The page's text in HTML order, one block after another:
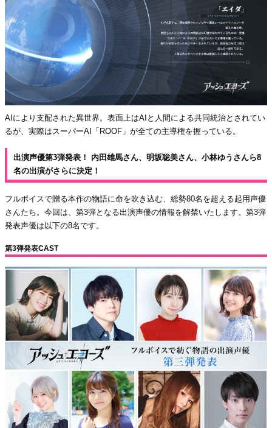
AIにより支配された異世界。表面上はAIと人間による共同統治とされてい
るが、実際はスーパーAI「ROOF」が全ての主導権を握っている。
出演声優第3弾発表！ 内田雄馬さん、明坂聡美さん、小林ゆうさんら8
名の出演がさらに決定！
フルボイスで贈る本作の物語に命を吹き込む、総勢80名を超える起用声優
さんたち。今回は、第3弾となる出演声優の情報を解禁いたします。第3弾
発表声優は以下の8名です。
第3弾発表CAST